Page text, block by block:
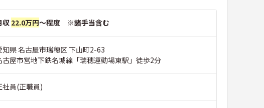
収 22.0万円～程度 ※諸手当含む
知県 名古屋市瑞穂区 下山町2-63
古屋市営地下鉄名城線「瑞穂運動場東駅」徒歩2分
社員(正職員)